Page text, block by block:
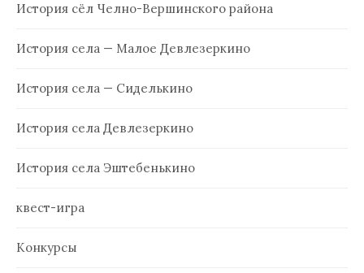
История сёл Челно-Вершинского района
История села — Малое Девлезеркино
История села — Сиделькино
История села Девлезеркино
История села Эштебенькино
квест-игра
Конкурсы